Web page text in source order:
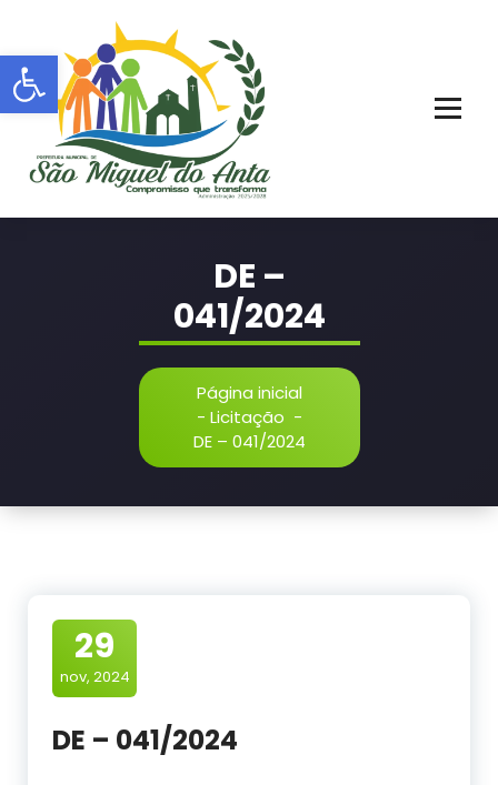
Barra de Ferramentas Aberta
o
conteúdo
DE –
041/2024
Página inicial
- Licitação -
DE – 041/2024
29
nov, 2024
DE – 041/2024